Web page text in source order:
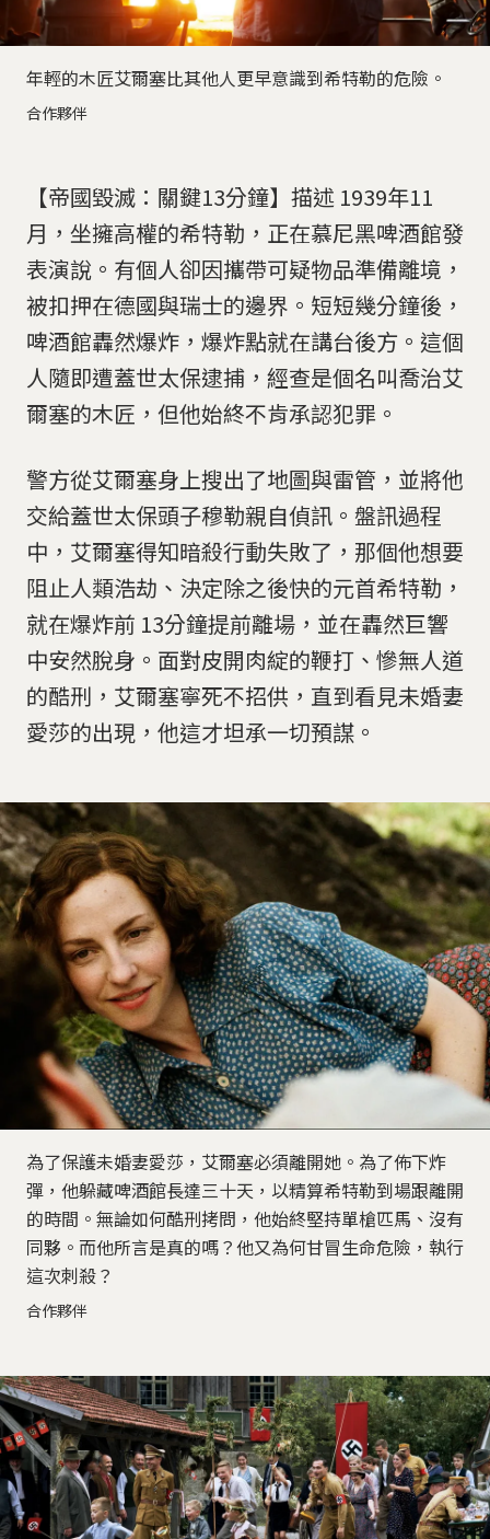
年輕的木匠艾爾塞比其他人更早意識到希特勒的危險。
合作夥伴
【帝國毀滅：關鍵13分鐘】描述 1939年11
月，坐擁高權的希特勒，正在慕尼黑啤酒館發
表演說。有個人卻因攜帶可疑物品準備離境，
被扣押在德國與瑞士的邊界。短短幾分鐘後，
啤酒館轟然爆炸，爆炸點就在講台後方。這個
人隨即遭蓋世太保逮捕，經查是個名叫喬治艾
爾塞的木匠，但他始終不肯承認犯罪。
警方從艾爾塞身上搜出了地圖與雷管，並將他
交給蓋世太保頭子穆勒親自偵訊。盤訊過程
中，艾爾塞得知暗殺行動失敗了，那個他想要
阻止人類浩劫、決定除之後快的元首希特勒，
就在爆炸前 13分鐘提前離場，並在轟然巨響
中安然脫身。面對皮開肉綻的鞭打、慘無人道
的酷刑，艾爾塞寧死不招供，直到看見未婚妻
愛莎的出現，他這才坦承一切預謀。
為了保護未婚妻愛莎，艾爾塞必須離開她。為了佈下炸
彈，他躲藏啤酒館長達三十天，以精算希特勒到場跟離開
的時間。無論如何酷刑拷問，他始終堅持單槍匹馬、沒有
同夥。而他所言是真的嗎？他又為何甘冒生命危險，執行
這次刺殺？
合作夥伴